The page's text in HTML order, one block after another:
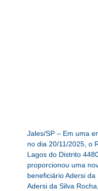
Jales/SP – Em uma
no dia 20/11/2025, o
Lagos do Distrito
proporcionou uma
beneficiário Adersi da
Adersi da Silva